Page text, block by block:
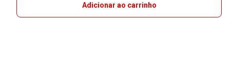
Adicionar ao carrinho